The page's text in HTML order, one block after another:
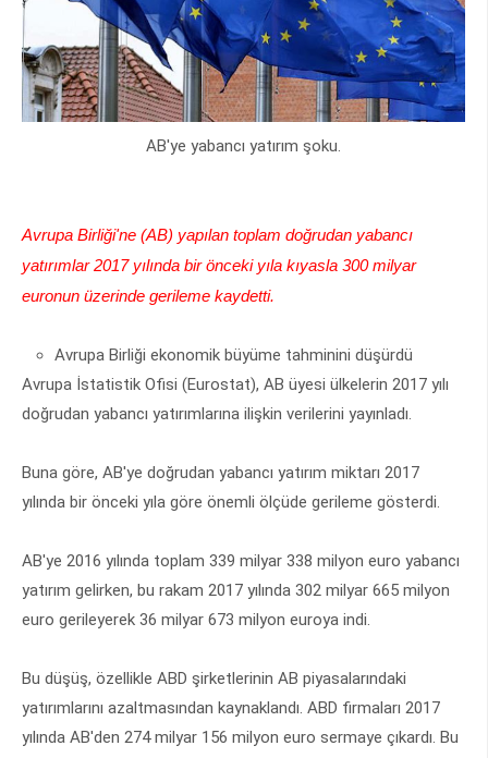
AB'ye yabancı yatırım şoku.
Avrupa Birliği'ne (AB) yapılan toplam doğrudan yabancı
yatırımlar 2017 yılında bir önceki yıla kıyasla 300 milyar
euronun üzerinde gerileme kaydetti.
Avrupa Birliği ekonomik büyüme tahminini düşürdü
Avrupa İstatistik Ofisi (Eurostat), AB üyesi ülkelerin 2017 yılı
doğrudan yabancı yatırımlarına ilişkin verilerini yayınladı.
Buna göre, AB'ye doğrudan yabancı yatırım miktarı 2017
yılında bir önceki yıla göre önemli ölçüde gerileme gösterdi.
AB'ye 2016 yılında toplam 339 milyar 338 milyon euro yabancı
yatırım gelirken, bu rakam 2017 yılında 302 milyar 665 milyon
euro gerileyerek 36 milyar 673 milyon euroya indi.
Bu düşüş, özellikle ABD şirketlerinin AB piyasalarındaki
yatırımlarını azaltmasından kaynaklandı. ABD firmaları 2017
yılında AB'den 274 milyar 156 milyon euro sermaye çıkardı. Bu